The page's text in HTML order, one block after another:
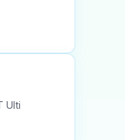
Ulti